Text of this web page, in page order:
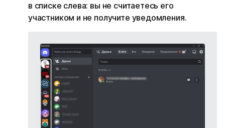
в списке слева: вы не считаетесь его
участником и не получите уведомления.